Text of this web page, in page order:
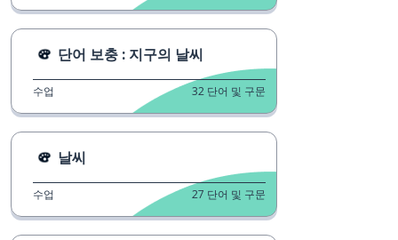
단어 보충 : 지구의 날씨
수업 32 단어 및 구문
날씨
수업 27 단어 및 구문